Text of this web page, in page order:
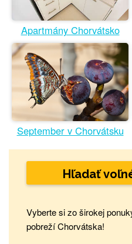
Apartmány Chorvátsko
September v Chorvátsku
Hľadať
Vyberte si zo širokej
pobreží Chorvátska!